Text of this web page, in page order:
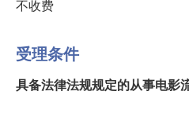
不收费
受理条件
具备法律法规规定的从事电影